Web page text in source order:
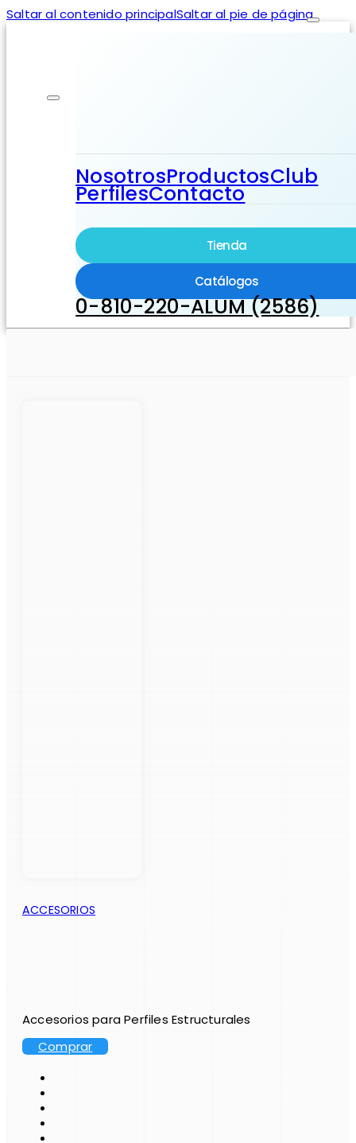
Saltar al contenido principalSaltar al pie de página
NosotrosProductosClub
PerfilesContacto
Tienda
Catálogos
0-810-220-ALUM (2586)
ACCESORIOS
Accesorios para Perfiles Estructurales
Comprar